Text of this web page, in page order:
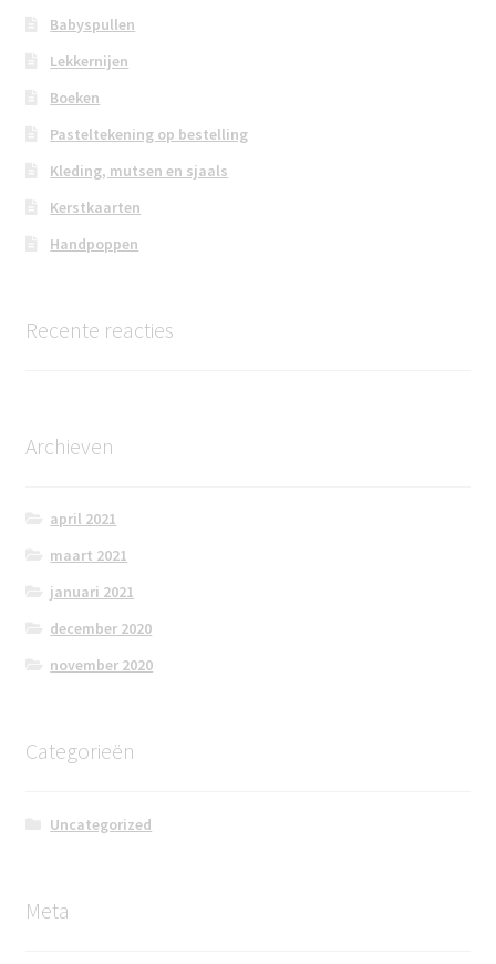
Babyspullen
Lekkernijen
Boeken
Pasteltekening op bestelling
Kleding, mutsen en sjaals
Kerstkaarten
Handpoppen
Recente reacties
Archieven
april 2021
maart 2021
januari 2021
december 2020
november 2020
Categorieën
Uncategorized
Meta